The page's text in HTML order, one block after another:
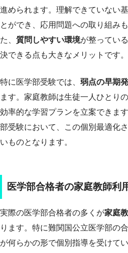
進められます。理解できていない
とができ、応用問題への取り組み
た、 質問しやすい環境が整ってい
決できる点も大きなメリットです。
特に医学部受験では、 弱点の早期
ます。家庭教師は生徒一人ひとり
効率的な学習プランを立案できま
部受験において、この個別最適化
いものとなります。
医学部合格者の家庭教師利
実際の医学部合格者の多くが家庭
ります。特に難関国公立医学部の
が何らかの形で個別指導を受けて